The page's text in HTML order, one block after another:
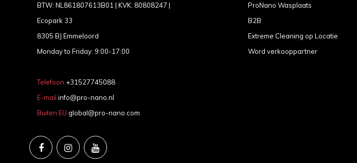
BTW: NL861807613B01 | KVK: 80808247 |
Ecopark 33
8305 BJ Emmeloord
Monday to Friday: 9:00-17:00
Telefoon +31527745088
E-mail info@pro-nano.nl
Buiten EU global@pro-nano.com
ProNano Wasplaats
B2B
Extreme Cleaning op Locatie
Word verkooppartner